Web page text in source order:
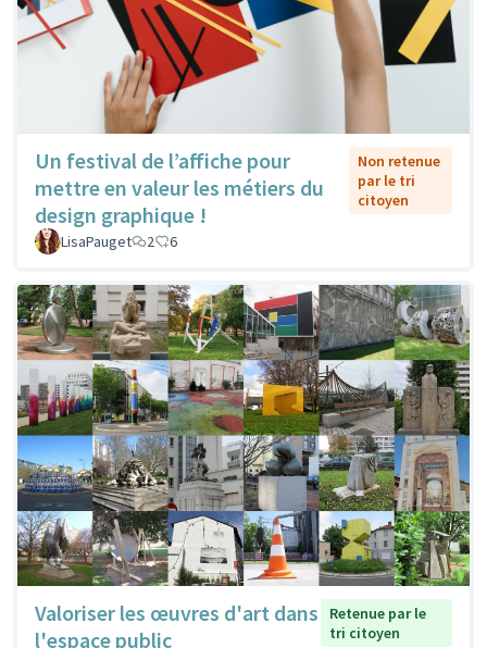
Un festival de l’affiche pour
mettre en valeur les métiers du
design graphique !
Non retenue
par le tri
citoyen
LisaPauget 2 6
Valoriser les œuvres d'art dans
l'espace public
Retenue par le
tri citoyen